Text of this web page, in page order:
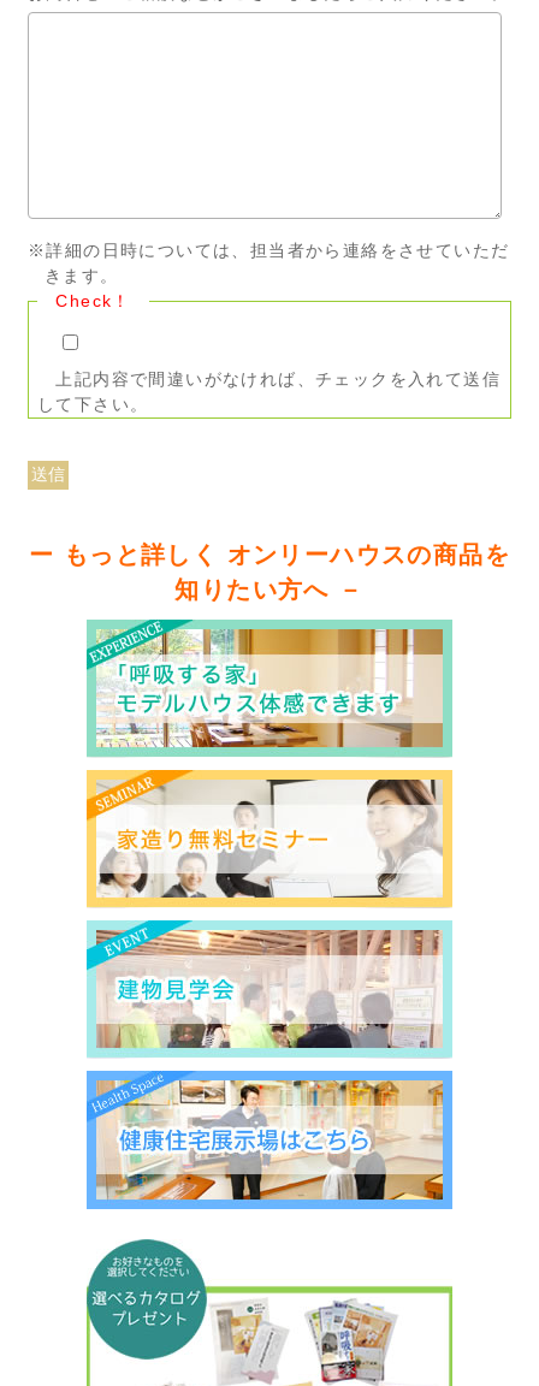
※詳細の日時については、担当者から連絡をさせていただ
きます。
Check！
上記内容で間違いがなければ、チェックを入れて送信
して下さい。
ー もっと詳しく オンリーハウスの商品を
知りたい方へ －